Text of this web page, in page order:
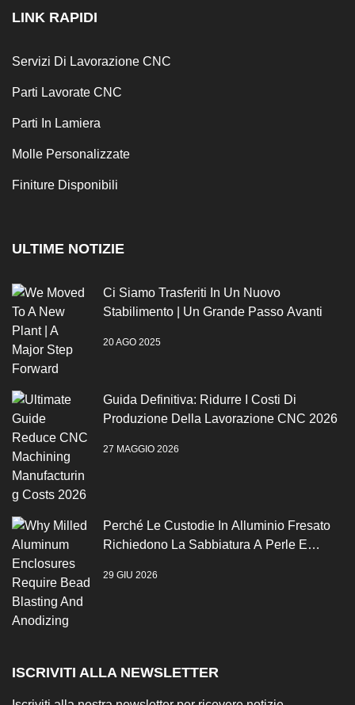
LINK RAPIDI
Servizi Di Lavorazione CNC
Parti Lavorate CNC
Parti In Lamiera
Molle Personalizzate
Finiture Disponibili
ULTIME NOTIZIE
Ci Siamo Trasferiti In Un Nuovo
Stabilimento | Un Grande Passo Avanti
20 AGO 2025
Guida Definitiva: Ridurre I Costi Di
Produzione Della Lavorazione CNC 2026
27 MAGGIO 2026
Perché Le Custodie In Alluminio Fresato
Richiedono La Sabbiatura A Perle E
29 GIU 2026
ISCRIVITI ALLA NEWSLETTER